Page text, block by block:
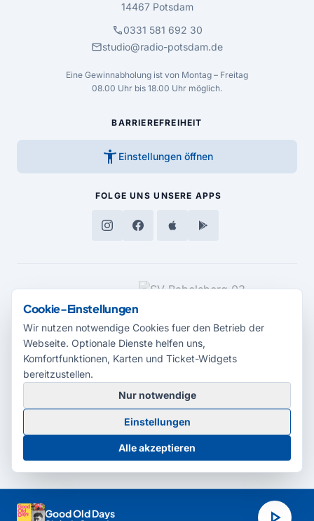
Good Old Days
14467 Potsdam
call0331 581 692 30
mailstudio@radio-potsdam.de
Eine Gewinnabholung ist von Montag – Freitag
08.00 Uhr bis 18.00 Uhr möglich.
BARRIEREFREIHEIT
accessibility_new Einstellungen öffnen
FOLGE UNS UNSERE APPS
MEDIENPARTNER
© 2026 Radio Potsdam. Webseite entwickelt durch dieMedienagentur
Babelsberg
BarrierefreiheitserklärungAGBDatenschutzImpressum
Cookie-Einstellungen
Cookie-Einstellungen
Wir nutzen notwendige Cookies fuer den Betrieb der
Webseite. Optionale Dienste helfen uns,
Komfortfunktionen, Karten und Ticket-Widgets
bereitzustellen.
Nur notwendige
Einstellungen
Alle akzeptieren